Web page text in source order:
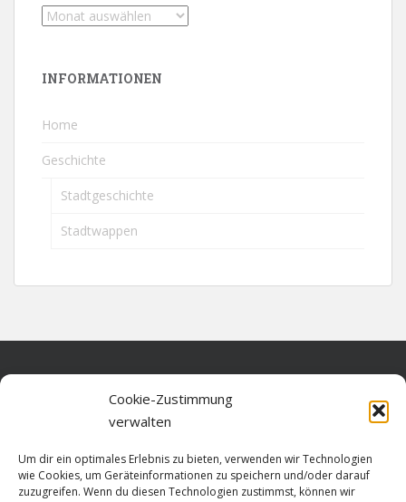
Cookie-Zustimmung
verwalten
Um dir ein optimales Erlebnis zu bieten, verwenden wir Technologien
wie Cookies, um Geräteinformationen zu speichern und/oder darauf
zuzugreifen. Wenn du diesen Technologien zustimmst, können wir
INFORMATIONEN
Home
Geschichte
Stadtgeschichte
Stadtwappen
Datenschutz